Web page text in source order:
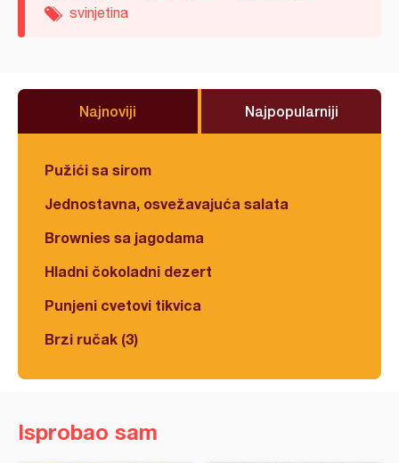
svinjetina
Najnoviji Najpopularniji
Pužići sa sirom
Jednostavna, osvežavajuća salata
Brownies sa jagodama
Hladni čokoladni dezert
Punjeni cvetovi tikvica
Brzi ručak (3)
Isprobao sam